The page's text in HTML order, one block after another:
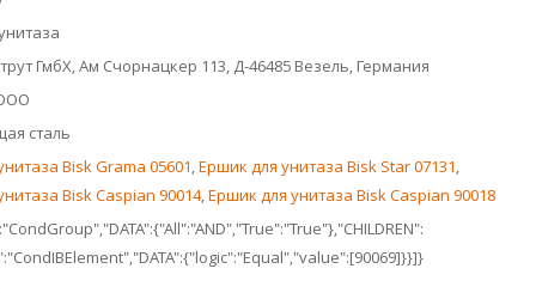
ГмбХ, Ам Счорнацкер 113, Д-46485 Везель, Германия
сталь
Bisk Grama 05601,Ершик для унитаза Bisk Star 07131,
Bisk Caspian 90014,Ершик для унитаза Bisk Caspian 90018